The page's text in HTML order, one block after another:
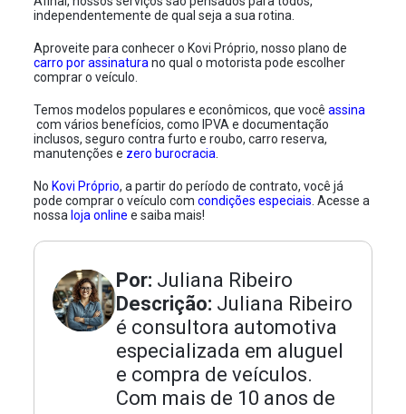
independentemente de qual seja a sua rotina.
Aproveite para conhecer o Kovi Próprio, nosso plano de
carro por assinatura no qual o motorista pode escolher
comprar o veículo.
Temos modelos populares e econômicos, que vocêassina
com vários benefícios, como IPVA e documentação
inclusos, seguro contra furto e roubo, carro reserva,
manutenções e zero burocracia
No Kovi Próprio, a partir do período de contrato, você já
pode comprar o veículo comcondições especiais . Acesse a
nossa loja online e saiba mais!
Por: Juliana Ribeiro
Descrição: Juliana Ribeiro
é consultora automotiva
especializada em aluguel
e compra de veículos.
Com mais de 10 anos de